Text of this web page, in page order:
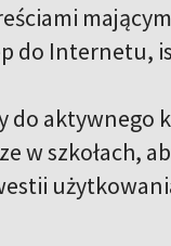
do Internetu,
do
w szkołach,